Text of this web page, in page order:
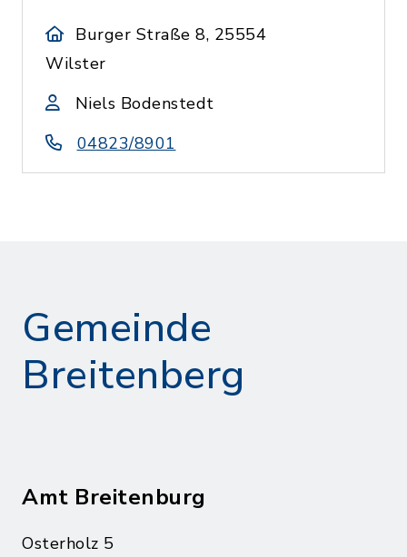
Burger Straße 8, 25554
Wilster
Niels Bodenstedt
04823/8901
Gemeinde
Breitenberg
Amt Breitenburg
Osterholz 5